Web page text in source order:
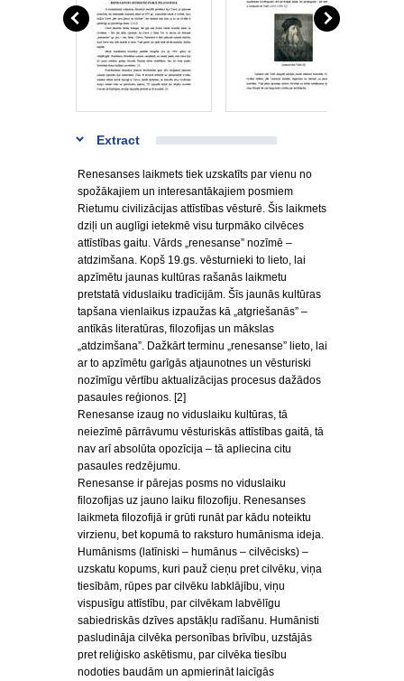
Extract
Renesanses laikmets tiek uzskatīts par vienu no
spožākajiem un interesantākajiem posmiem
Rietumu civilizācijas attīstības vēsturē. Šis laikmets
dziļi un auglīgi ietekmē visu turpmāko cilvēces
attīstības gaitu. Vārds „renesanse” nozīmē –
atdzimšana. Kopš 19.gs. vēsturnieki to lieto, lai
apzīmētu jaunas kultūras rašanās laikmetu
pretstatā viduslaiku tradīcijām. Šīs jaunās kultūras
tapšana vienlaikus izpaužas kā „atgriešanās” –
antīkās literatūras, filozofijas un mākslas
„atdzimšana”. Dažkārt terminu „renesanse” lieto, lai
ar to apzīmētu garīgās atjaunotnes un vēsturiski
nozīmīgu vērtību aktualizācijas procesus dažādos
pasaules reģionos. [2]
Renesanse izaug no viduslaiku kultūras, tā
neiezīmē pārrāvumu vēsturiskās attīstības gaitā, tā
nav arī absolūta opozīcija – tā apliecina citu
pasaules redzējumu.
Renesanse ir pārejas posms no viduslaiku
filozofijas uz jauno laiku filozofiju. Renesanses
laikmeta filozofijā ir grūti runāt par kādu noteiktu
virzienu, bet kopumā to raksturo humānisma ideja.
Humānisms (latīniski – humānus – cilvēcisks) –
uzskatu kopums, kuri pauž cieņu pret cilvēku, viņa
tiesībām, rūpes par cilvēku labklājību, viņu
vispusīgu attīstību, par cilvēkam labvēlīgu
sabiedriskās dzīves apstākļu radīšanu. Humānisti
pasludināja cilvēka personības brīvību, uzstājās
pret reliģisko askētismu, par cilvēka tiesību
nodoties baudām un apmierināt laicīgās